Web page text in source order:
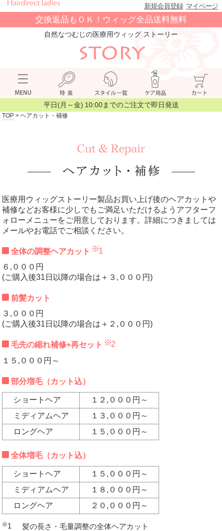
新規会員登録 マイページ
交換返品もＯＫ！ウィッグ全品送料無料
自然なつむじの医療用ウィッグ ストーリー
平日(月～金) 10:00までのご注文で即日発送
TOP > ヘアカット・補修
医療用ウィッグストーリー製品お買い上げ後のヘアカットや
補修などお客様に少しでもご満足いただけるようアフターフ
ォローメニューをご用意しております。詳細につきましては
メールやお電話でご相談ください。
全体の調整ヘアカット
1
６,０００円
(ご購入後31日以降の場合は＋３,０００円)
前髪カット
３,０００円
(ご購入後31日以降の場合は＋２,０００円)
毛先の縮れ補修+再セット
2
１５,０００円～
部分増毛（カット込）
ショートヘア
１２,０００円～
ミディアムヘア
１３,０００円～
ロングヘア
１５,０００円～
全体増毛（カット込）
ショートヘア
１５,０００円～
ミディアムヘア
１８,０００円～
ロングヘア
２０,０００円～
1
髪の長さ・毛量調整の全体ヘアカット